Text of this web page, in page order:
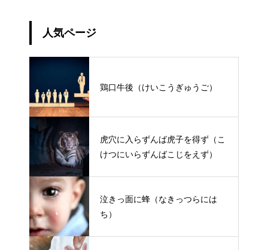
人気ページ
鶏口牛後（けいこうぎゅうご）
虎穴に入らずんば虎子を得ず（こ
けつにいらずんばこじをえず）
泣きっ面に蜂（なきっつらには
ち）